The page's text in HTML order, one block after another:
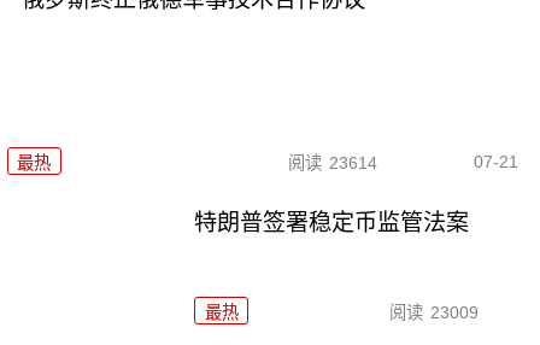
最热 阅读 23614 07-21
特朗普签署稳定币监管法案
最热 阅读 23009